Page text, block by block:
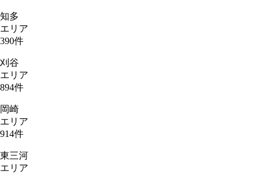
知多
エリア
390件
刈谷
エリア
894件
岡崎
エリア
914件
東三河
エリア